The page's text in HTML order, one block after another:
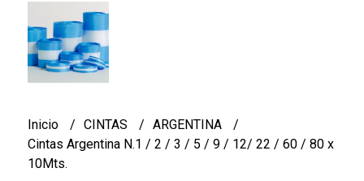
Inicio CINTAS
ARGENTINA
Cintas Argentina N.1 / 2 / 3 / 5 / 9 / 12/ 22 / 60 / 80 x
10Mts.